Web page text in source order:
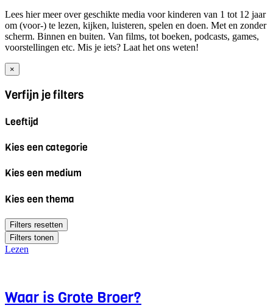
Lees hier meer over geschikte media voor kinderen van 1 tot 12 jaar
om (voor-) te lezen, kijken, luisteren, spelen en doen. Met en zonder
scherm. Binnen en buiten. Van films, tot boeken, podcasts, games,
voorstellingen etc. Mis je iets? Laat het ons weten!
×
Verfijn je filters
Leeftijd
Kies een categorie
Kies een medium
Kies een thema
Filters resetten
Filters tonen
Lezen
Waar is Grote Broer?